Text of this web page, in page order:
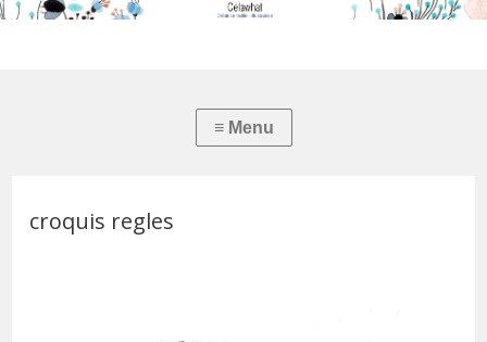
croquis regles